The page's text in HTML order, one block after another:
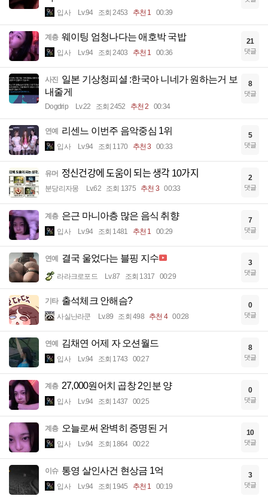
입사 Lv.94 조회 2453 추천 1 00:39
계층 웨이팅 엄청나다는 애호박 국밥
입사 Lv.94 조회 2403 추천 1 00:36
21
댓글
사진 일본 기상청피셜 :한국아 니네가 원하는거 보
내줄게
Dogdrip Lv.22 조회 2452 추천 2 00:34
8
댓글
연예 리센느 이번주 음악중심 1위
입사 Lv.94 조회 1170 추천 3 00:33
5
댓글
유머 정신건강에 도움이 되는 생각 10가지
분당리자몽 Lv.62 조회 1375 추천 3 00:33
2
댓글
계층 은근 마니아층 많은 음식 취향
입사 Lv.94 조회 1481 추천 1 00:29
7
댓글
연예 결국 울었다는 블핑 지수
라라크로포드 Lv.87 조회 1317 00:29
3
댓글
기타 출석체크 안해슴?
사실난라쿤 Lv.89 조회 498 추천 4 00:28
0
댓글
연예 김채연 어제 자 오션월드
입사 Lv.94 조회 1743 00:27
8
댓글
계층 27,000원어치 곱창 2인분 양
입사 Lv.94 조회 1437 00:25
0
댓글
계층 오늘로써 완벽히 증명된 거
입사 Lv.94 조회 1864 00:22
10
댓글
이슈 통영 살인사건 현상금 1억
입사 Lv.94 조회 1945 추천 1 00:19
3
댓글